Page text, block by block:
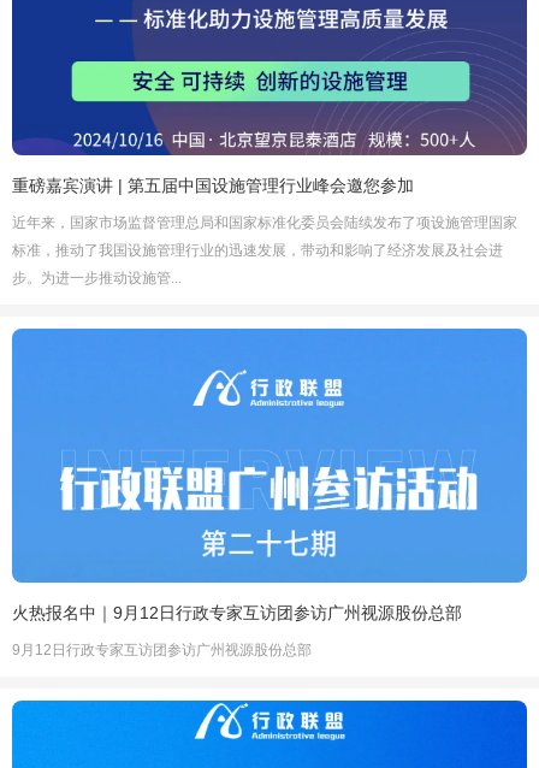
重磅嘉宾演讲 | 第五届中国设施管理行业峰会邀您参加
近年来，国家市场监督管理总局和国家标准化委员会陆续发布了项设施管理国家
标准，推动了我国设施管理行业的迅速发展，带动和影响了经济发展及社会进
步。为进一步推动设施管...
火热报名中｜9月12日行政专家互访团参访广州视源股份总部
9月12日行政专家互访团参访广州视源股份总部